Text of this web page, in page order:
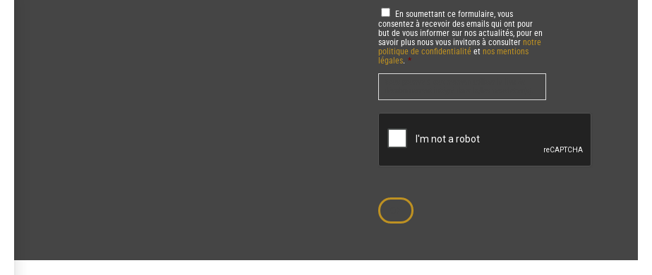
RGPD *
En soumettant ce formulaire, vous
consentez à recevoir des emails qui ont pour
but de vous informer sur nos actualités, pour en
savoir plus nous vous invitons à consulternotre
politique de confidentialité etnos mentions
légales. *